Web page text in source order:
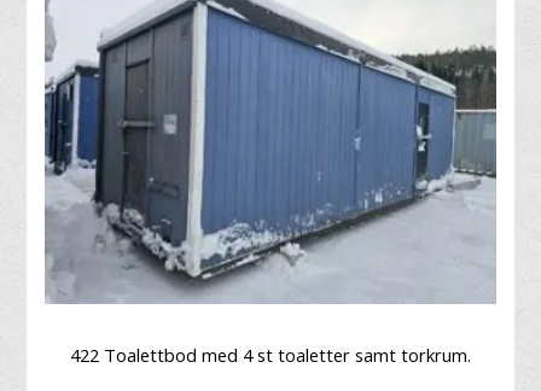
422 Toalettbod med 4 st toaletter samt torkrum.